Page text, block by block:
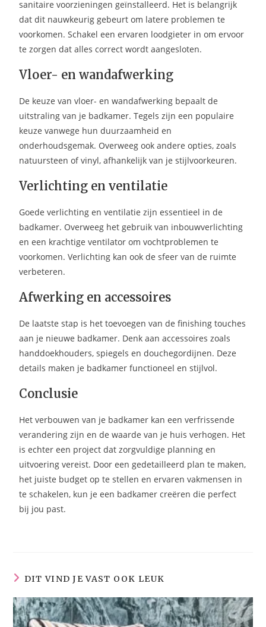
sanitaire voorzieningen geïnstalleerd. Het is belangrijk
dat dit nauwkeurig gebeurt om latere problemen te
voorkomen. Schakel een ervaren loodgieter in om ervoor
te zorgen dat alles correct wordt aangesloten.
Vloer- en wandafwerking
De keuze van vloer- en wandafwerking bepaalt de
uitstraling van je badkamer. Tegels zijn een populaire
keuze vanwege hun duurzaamheid en
onderhoudsgemak. Overweeg ook andere opties, zoals
natuursteen of vinyl, afhankelijk van je stijlvoorkeuren.
Verlichting en ventilatie
Goede verlichting en ventilatie zijn essentieel in de
badkamer. Overweeg het gebruik van inbouwverlichting
en een krachtige ventilator om vochtproblemen te
voorkomen. Verlichting kan ook de sfeer van de ruimte
verbeteren.
Afwerking en accessoires
De laatste stap is het toevoegen van de finishing touches
aan je nieuwe badkamer. Denk aan accessoires zoals
handdoekhouders, spiegels en douchegordijnen. Deze
details maken je badkamer functioneel en stijlvol.
Conclusie
Het verbouwen van je badkamer kan een verfrissende
verandering zijn en de waarde van je huis verhogen. Het
is echter een project dat zorgvuldige planning en
uitvoering vereist. Door een gedetailleerd plan te maken,
het juiste budget op te stellen en ervaren vakmensen in
te schakelen, kun je een badkamer creëren die perfect
bij jou past.
DIT VIND JE VAST OOK LEUK